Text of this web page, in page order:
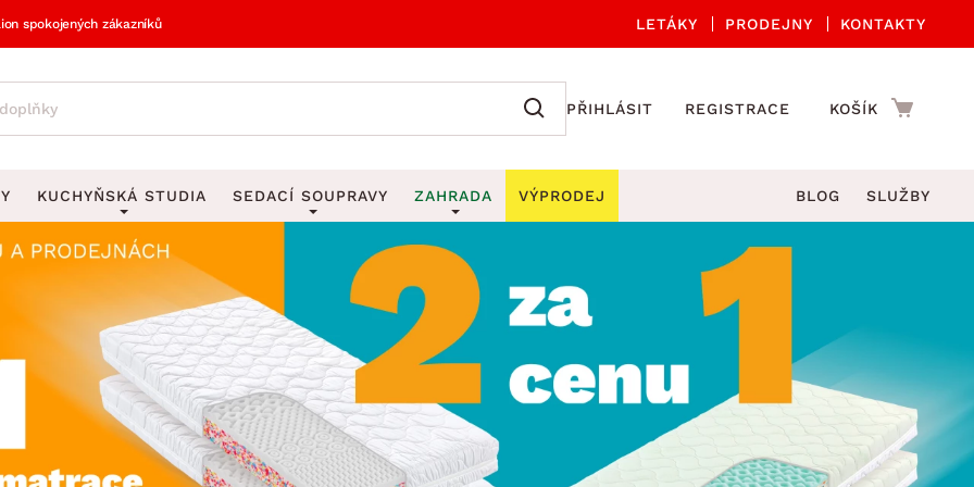
spokojených zákazníků LETÁKY PRODEJNY KONTAKTY
PŘIHLÁSIT REGISTRACE KOŠÍK
DEKORACE
Obrazy
Zrcadla
Hodiny
Vázy
Zobrazit vše
UKLÁDÁNÍ A ORGANIZACE
Věšáky na klíče
Stojany na deštníky
Stojany na noviny
Stojany na oblečení
Zobrazit vše
DROBNÉ BYTOVÉ DOPLŇKY
Kuchyňské příslušenství
Zahradní doplňky
KUCHYŇSKÁ STUDIA SEDACÍ SOUPRAVY
Sedací soupravy do U
Rohové sedací soupravy
Sedací soupravy 3-2-1
Sedací soupravy na míru
ZAHRADA
Zahradní židle a křesla
Zahradní stoly
Zahradní houpačky
Zahradní lehátka
VÝPRODEJ BLOG SLUŽBY